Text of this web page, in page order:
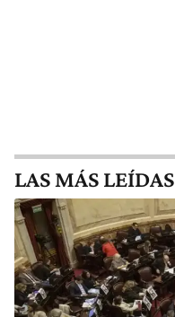
LAS MÁS LEÍDAS